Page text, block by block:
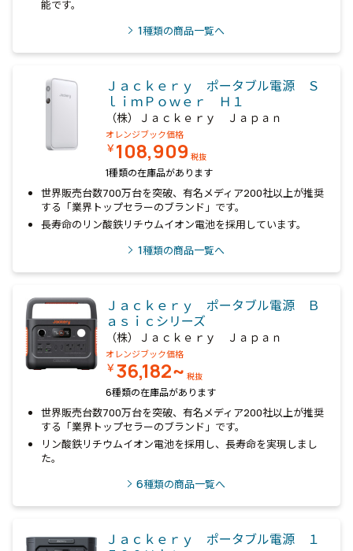
能です。
1種類の商品一覧へ
Ｊａｃｋｅｒｙ ポータブル電源 Ｓ
ｌｉｍＰｏｗｅｒ Ｈ１
（株）Ｊａｃｋｅｒｙ Ｊａｐａｎ
オレンジブック価格
￥108,909 税抜
1種類の在庫品があります
世界販売台数700万台を突破、有名メディア200社以上が推奨
する「業界トップセラーのブランド」です。
長寿命のリン酸鉄リチウムイオン電池を採用しています。
1種類の商品一覧へ
Ｊａｃｋｅｒｙ ポータブル電源 Ｂ
ａｓｉｃシリーズ
（株）Ｊａｃｋｅｒｙ Ｊａｐａｎ
オレンジブック価格
￥36,182~ 税抜
6種類の在庫品があります
世界販売台数700万台を突破、有名メディア200社以上が推奨
する「業界トップセラーのブランド」です。
リン酸鉄リチウムイオン電池を採用し、長寿命を実現しまし
た。
6種類の商品一覧へ
Ｊａｃｋｅｒｙ ポータブル電源 １